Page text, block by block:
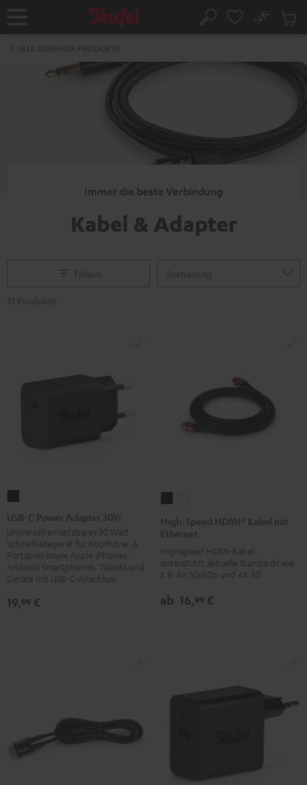
Startseite Suche
No
Immer die beste Verbindung
Kabel & Adapter
C
Power
Adapter
30W
Schwarz
USB-C Power Adapter 30W
Universell einsetzbares 30 Watt
Schnellladegerät für Kopfhörer &
Portables sowie Apple iPhones,
Android Smartphones, Tablets und
Geräte mit USB-C-Anschluss
19,99 €
Speed
HDMI®
Kabel
mit
Ethernet
Schwarz
Speed
HDMI®
Kabel
mit
Ethernet
Weiß
High-Speed HDMI® Kabel mit
Ethernet
Highspeed HDMI-Kabel
unterstützt aktuelle Standards wie
z.B. 4K 50/60p und 4K 3D
ab 16,99 €